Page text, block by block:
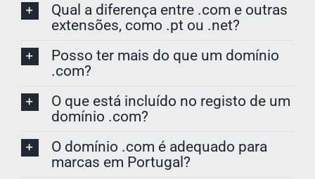
Qual a diferença entre .com e outras
extensões, como .pt ou .net?
Posso ter mais do que um domínio
.com?
O que está incluído no registo de um
domínio .com?
O domínio .com é adequado para
marcas em Portugal?